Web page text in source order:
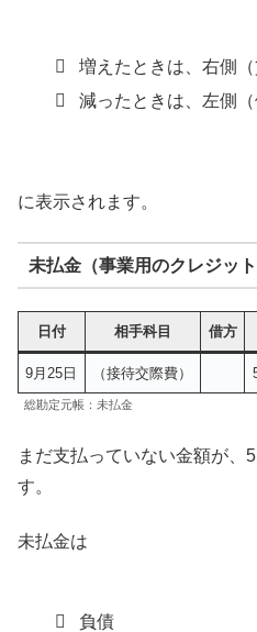
増えたときは、右側（
減ったときは、左側（
に表示されます。
未払金（事業用のクレジッ
日付 相手科目 借方
9月25日 （接待交際費）
総勘定元帳：未払金
まだ支払っていない金額が、
す。
未払金は
負債